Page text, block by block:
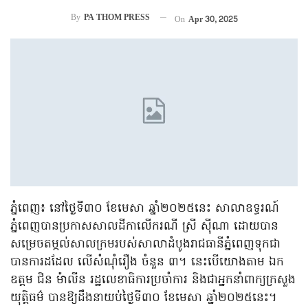
By PA THOM PRESS On Apr 30, 2025
ភ្នំពេញ៖ នៅថ្ងៃទី៣០ ខែមេសា ឆ្នាំ២០២៥នេះ សាលាឧទ្ធរណ៍
ភ្នំពេញបានប្រកាសសាលដីកាលើករណី ស្រី ស៊ីណា ដោយបាន
សម្រេចតម្កល់សាលក្រមរបស់សាលាដំបូងរាជធានីភ្នំពេញទុកជា
បានការដដែល លើសំណុំរឿង ចំនួន ៣។ នេះបើយោងតាម ឯក
ឧត្តម ជិន ម៉ាលីន រដ្ឋលេខាធិការប្រចាំការ និងជាអ្នកនាំពាក្យក្រសួង
យុត្តិធម៌ បានឱ្យដឹងនាយប់ថ្ងៃទី៣០ ខែមេសា ឆ្នាំ២០២៥នេះ។